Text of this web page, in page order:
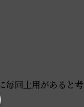
毎回土用があると考